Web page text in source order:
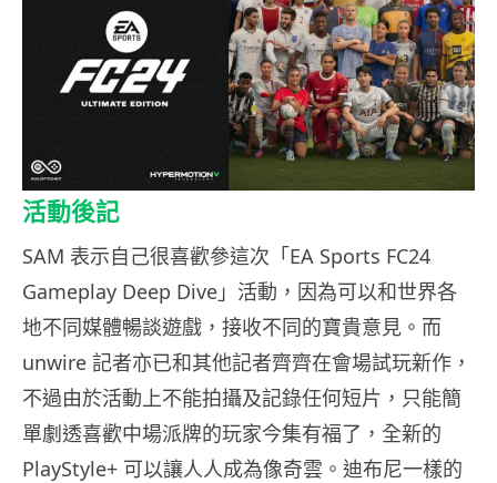
活動後記
SAM 表示自己很喜歡參這次「EA Sports FC24
Gameplay Deep Dive」活動，因為可以和世界各
地不同媒體暢談遊戲，接收不同的寶貴意見。而
unwire 記者亦已和其他記者齊齊在會場試玩新作，
不過由於活動上不能拍攝及記錄任何短片，只能簡
單劇透喜歡中場派牌的玩家今集有福了，全新的
PlayStyle+ 可以讓人人成為像奇雲。迪布尼一樣的